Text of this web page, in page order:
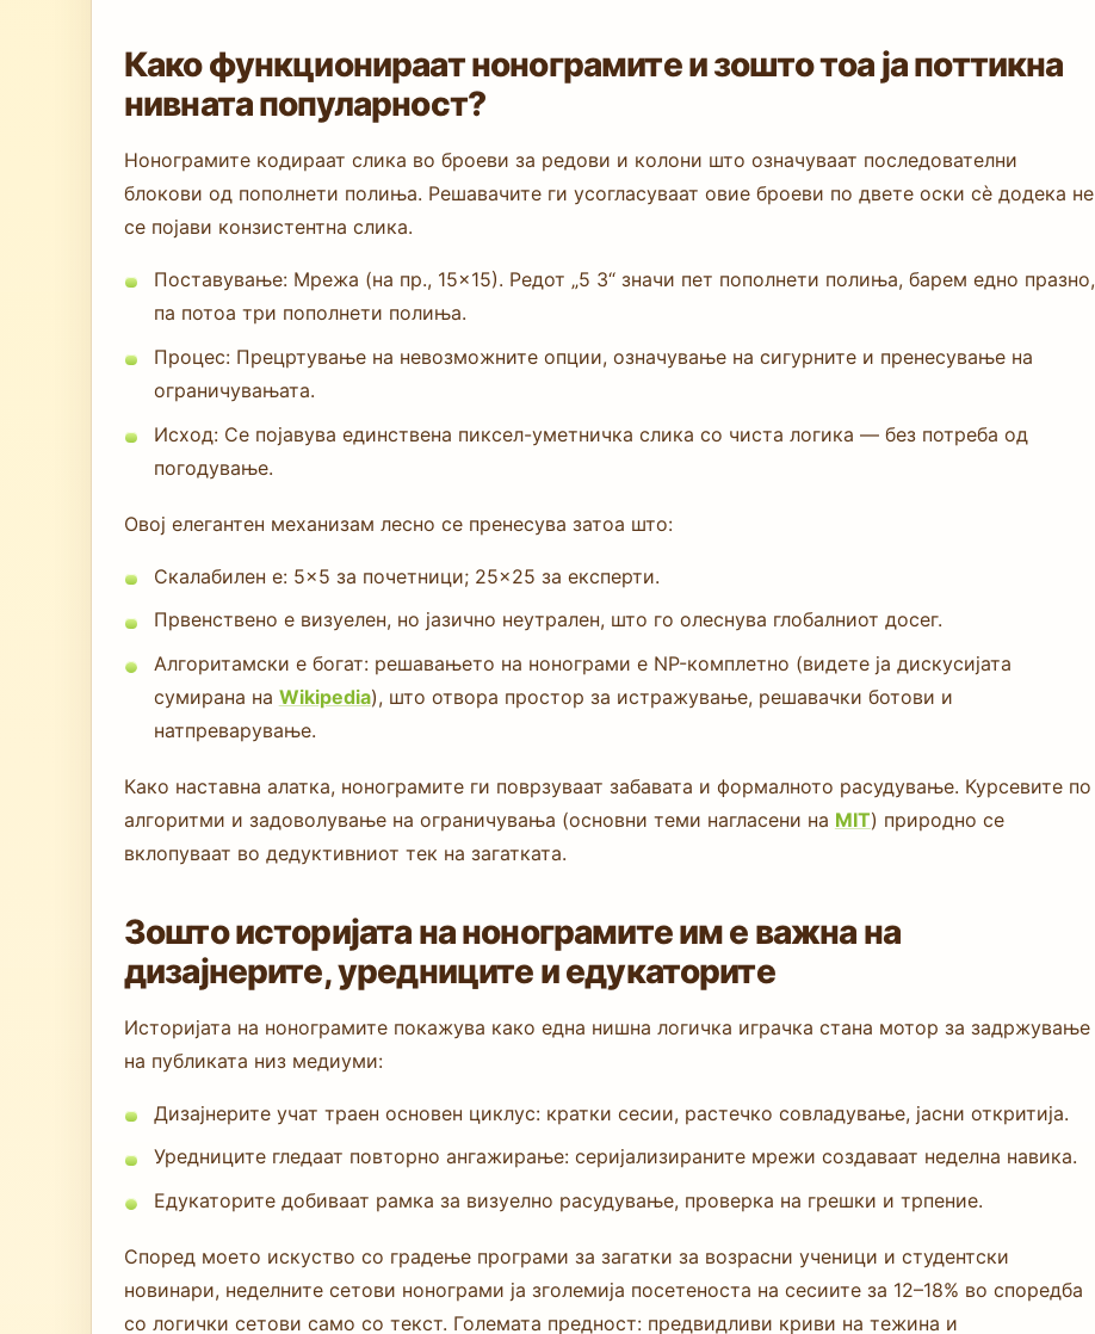
Како функционираат нонограмите и зошто тоа ја поттикна
нивната популарност?
Нонограмите кодираат слика во броеви за редови и колони што означуваат последователни
блокови од пополнети полиња. Решавачите ги усогласуваат овие броеви по двете оски сè додека не
се појави конзистентна слика.
Поставување: Мрежа (на пр., 15×15). Редот „5 3“ значи пет пополнети полиња, барем едно празно,
па потоа три пополнети полиња.
Процес: Прецртување на невозможните опции, означување на сигурните и пренесување на
ограничувањата.
Исход: Се појавува единствена пиксел-уметничка слика со чиста логика — без потреба од
погодување.
Овој елегантен механизам лесно се пренесува затоа што:
Скалабилен е: 5×5 за почетници; 25×25 за експерти.
Првенствено е визуелен, но јазично неутрален, што го олеснува глобалниот досег.
Алгоритамски е богат: решавањето на нонограми е NP-комплетно (видете ја дискусијата
сумирана на Wikipedia), што отвора простор за истражување, решавачки ботови и
натпреварување.
Како наставна алатка, нонограмите ги поврзуваат забавата и формалното расудување. Курсевите по
алгоритми и задоволување на ограничувања (основни теми нагласени на MIT) природно се
вклопуваат во дедуктивниот тек на загатката.
Зошто историјата на нонограмите им е важна на
дизајнерите, уредниците и едукаторите
Историјата на нонограмите покажува како една нишна логичка играчка стана мотор за задржување
на публиката низ медиуми:
Дизајнерите учат траен основен циклус: кратки сесии, растечко совладување, јасни откритија.
Уредниците гледаат повторно ангажирање: серијализираните мрежи создаваат неделна навика.
Едукаторите добиваат рамка за визуелно расудување, проверка на грешки и трпение.
Според моето искуство со градење програми за загатки за возрасни ученици и студентски
новинари, неделните сетови нонограми ја зголемија посетеноста на сесиите за 12–18% во споредба
со логички сетови само со текст. Големата предност: предвидливи криви на тежина и